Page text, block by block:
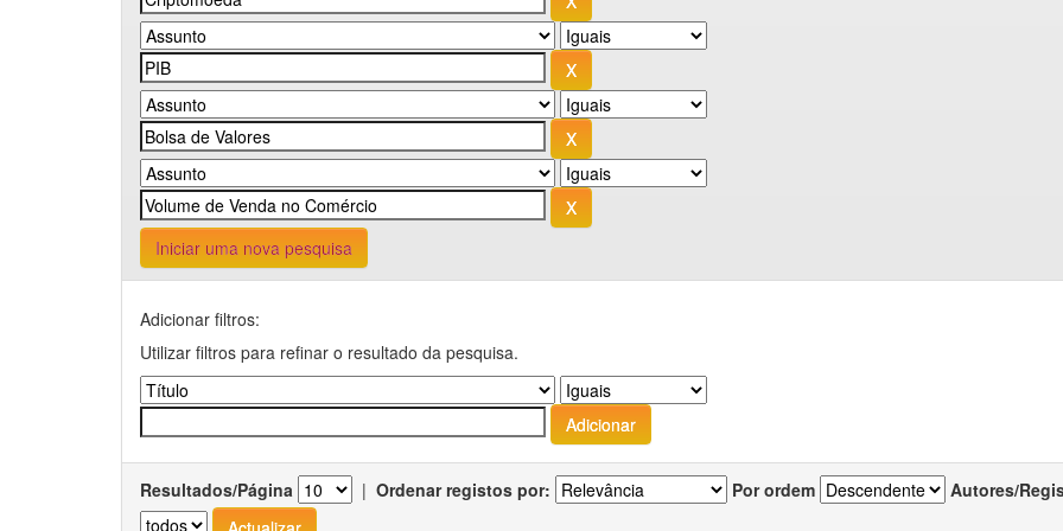
Iniciar uma nova pesquisa
Adicionar filtros:
Utilizar filtros para refinar o resultado da pesquisa.
Resultados/Página | Ordenar registos por: Por ordem Autores/